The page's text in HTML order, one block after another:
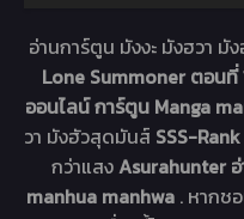
อ่านการ์ตูน มังงะ มังฮวา
Lone Summoner ตอนที่
ออนไลน์ การ์ตูน Manga
วา มังฮัวสุดมันส์ SSS-
กว่าแสงAsurahunter
manhua manhwa . หากช